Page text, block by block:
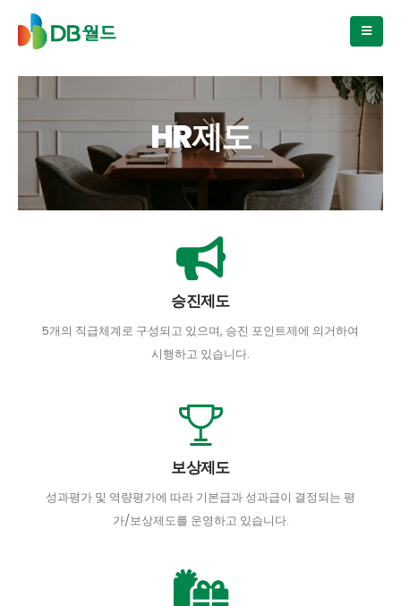
HR제도
승진제도
5개의 직급체계로 구성되고 있으며, 승진 포인트제에 의거하여
시행하고 있습니다.
보상제도
성과평가 및 역량평가에 따라 기본급과 성과급이 결정되는 평
가/보상제도를 운영하고 있습니다.